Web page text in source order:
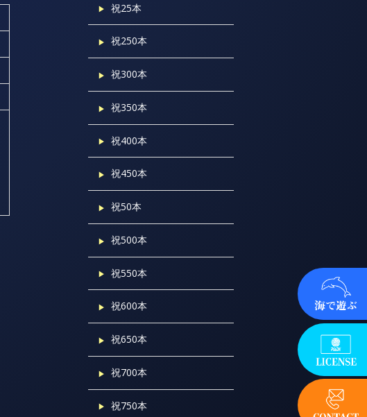
祝25本
祝250本
祝300本
祝350本
祝400本
祝450本
祝50本
祝500本
祝550本
祝600本
祝650本
祝700本
祝750本